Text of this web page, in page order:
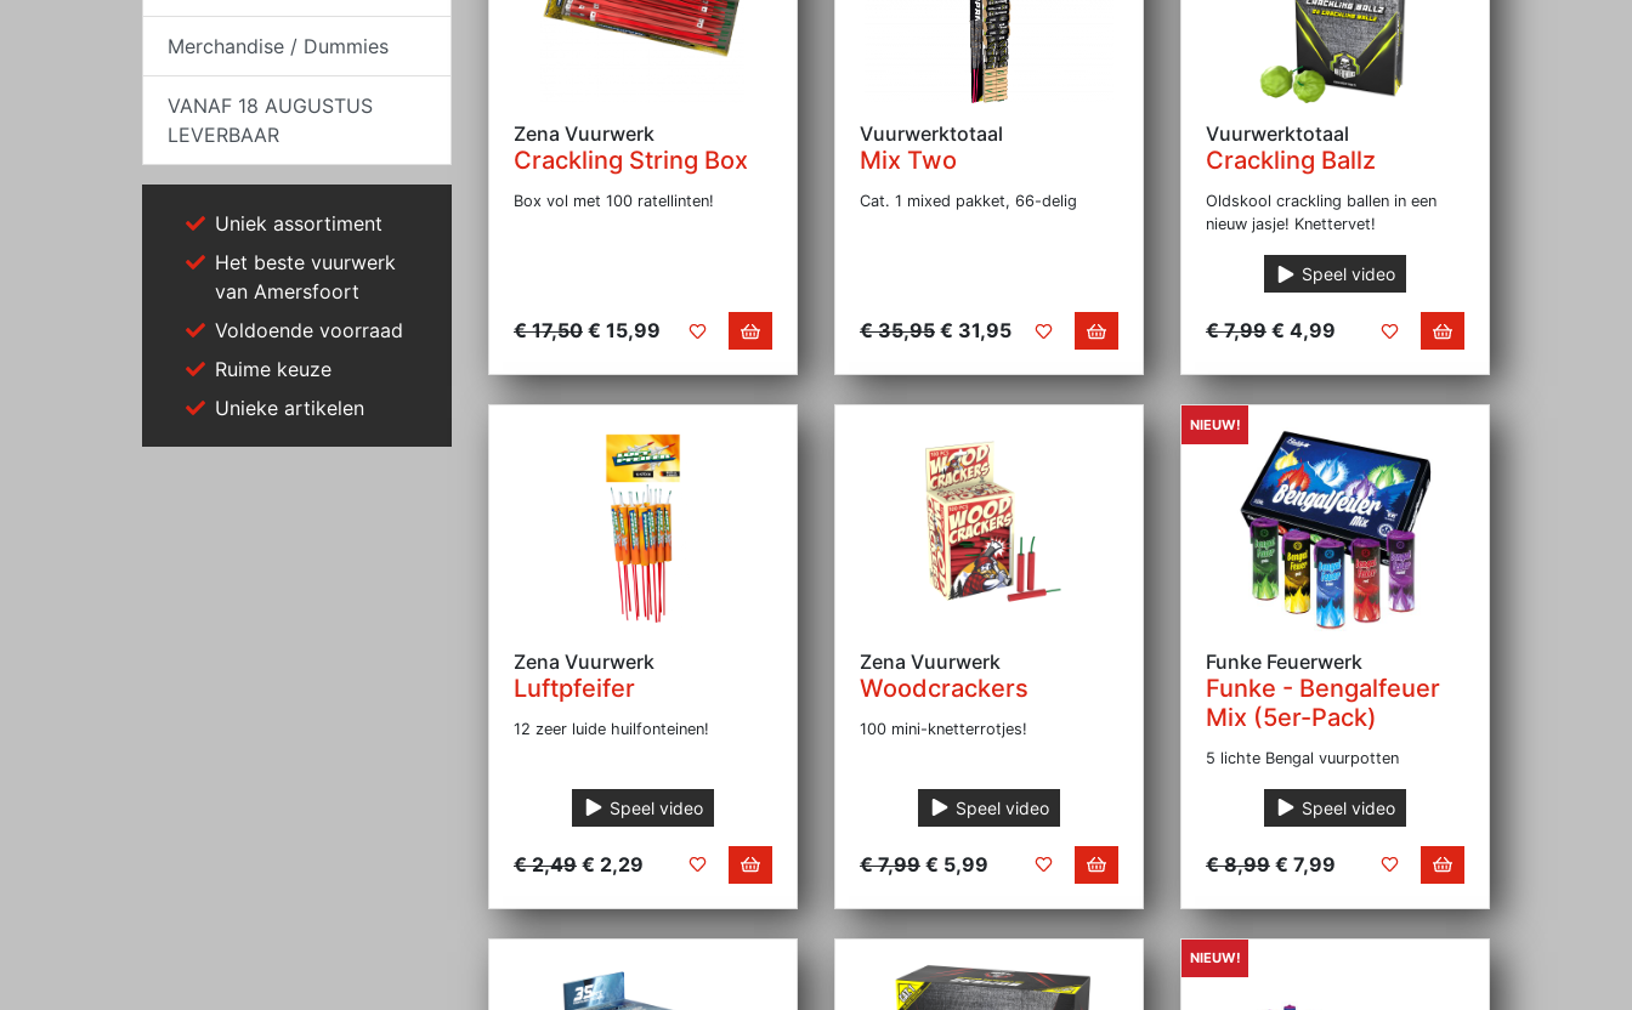
Merchandise / Dummies
VANAF 18 AUGUSTUS
LEVERBAAR
Uniek assortiment
Het beste vuurwerk
van Amersfoort
Voldoende voorraad
Ruime keuze
Unieke artikelen
Zena Vuurwerk
Crackling String Box
Box vol met 100 ratellinten!
€ 17,50 € 15,99
Vuurwerktotaal
Mix Two
Cat. 1 mixed pakket, 66-delig
€ 35,95 € 31,95
Vuurwerktotaal
Crackling Ballz
Oldskool crackling ballen in een
nieuw jasje! Knettervet!
Speel video
€ 7,99 € 4,99
Zena Vuurwerk
Luftpfeifer
12 zeer luide huilfonteinen!
Speel video
€ 2,49 € 2,29
Zena Vuurwerk
Woodcrackers
100 mini-knetterrotjes!
Speel video
€ 7,99 € 5,99
NIEUW!
Funke Feuerwerk
Funke - Bengalfeuer
Mix (5er-Pack)
5 lichte Bengal vuurpotten
Speel video
€ 8,99 € 7,99
NIEUW!